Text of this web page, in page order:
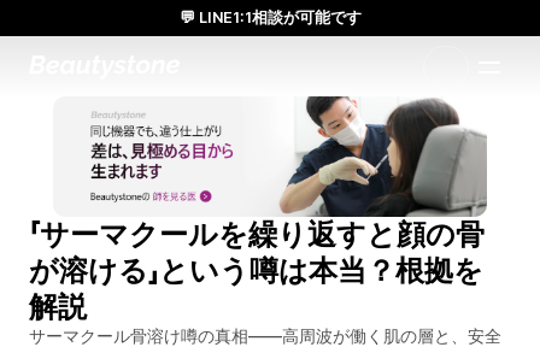
「サーマクールを繰り返すと顔の骨
が溶ける」という噂は本当？根拠を
解説
サーマクール骨溶け噂の真相——高周波が働く肌の層と、安全
💬 LINE1:1相談が可能です
日本人通訳常駐／お得な体験価格／満足度の高い効果